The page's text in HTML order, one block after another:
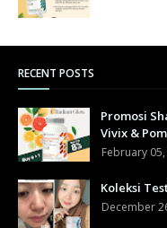
RECENT POSTS
Promosi
Vivix &
February
Koleksi
December